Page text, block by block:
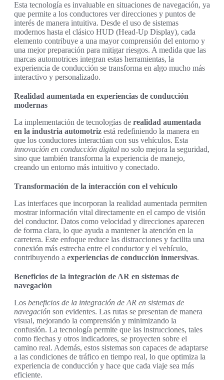
Esta tecnología es invaluable en situaciones de navegación, ya
que permite a los conductores ver direcciones y puntos de
interés de manera intuitiva. Desde el uso de sistemas
modernos hasta el clásico HUD (Head-Up Display), cada
elemento contribuye a una mayor comprensión del entorno y
una mejor preparación para mitigar riesgos. A medida que las
marcas automotrices integran estas herramientas, la
experiencia de conducción se transforma en algo mucho más
interactivo y personalizado.
Realidad aumentada en experiencias de conducción
modernas
La implementación de tecnologías de realidad aumentada
en la industria automotriz está redefiniendo la manera en
que los conductores interactúan con sus vehículos. Esta
innovación en conducción digital no solo mejora la seguridad,
sino que también transforma la experiencia de manejo,
creando un entorno más intuitivo y conectado.
Transformación de la interacción con el vehículo
Las interfaces que incorporan la realidad aumentada permiten
mostrar información vital directamente en el campo de visión
del conductor. Datos como velocidad y direcciones aparecen
de forma clara, lo que ayuda a mantener la atención en la
carretera. Este enfoque reduce las distracciones y facilita una
conexión más estrecha entre el conductor y el vehículo,
contribuyendo a experiencias de conducción inmersivas.
Beneficios de la integración de AR en sistemas de
navegación
Los beneficios de la integración de AR en sistemas de
navegación son evidentes. Las rutas se presentan de manera
visual, mejorando la comprensión y minimizando la
confusión. La tecnología permite que las instrucciones, tales
como flechas y otros indicadores, se proyecten sobre el
camino real. Además, estos sistemas son capaces de adaptarse
a las condiciones de tráfico en tiempo real, lo que optimiza la
experiencia de conducción y hace que cada viaje sea más
eficiente.